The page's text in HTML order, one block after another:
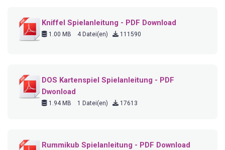
Kniffel Spielanleitung - PDF Download
1.00 MB 4 Datei(en) 111590
DOS Kartenspiel Spielanleitung - PDF
Dwonload
1.94 MB 1 Datei(en) 17613
Rummikub Spielanleitung - PDF Download